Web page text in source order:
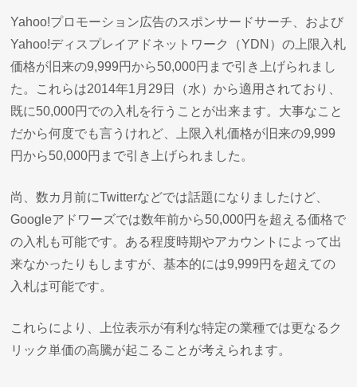
Yahoo!プロモーション広告のスポンサードサーチ、および
Yahoo!ディスプレイアドネットワーク（YDN）の上限入札
価格が旧来の9,999円から50,000円まで引き上げられまし
た。これらは2014年1月29日（水）から適用されており、
既に50,000円での入札を行うことが出来ます。大事なこと
だから何度でも言うけれど、上限入札価格が旧来の9,999
円から50,000円まで引き上げられました。
尚、数カ月前にTwitterなどでは話題になりましたけど、
Googleアドワーズでは数年前から50,000円を超える価格で
の入札も可能です。ある程度時期やアカウントによって出
来なかったりもしますが、基本的には9,999円を超えての
入札は可能です。
これらにより、上位表示が有利な特定の業種では更なるク
リック単価の高騰が起こることが考えられます。